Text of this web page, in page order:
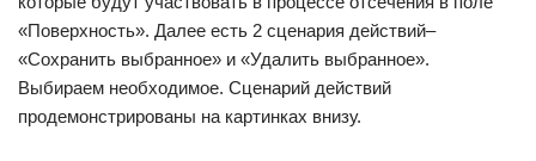
«Поверхность». Далее есть 2 сценария действий–
«Сохранить выбранное» и «Удалить выбранное».
Выбираем необходимое. Сценарий действий
продемонстрированы на картинках внизу.